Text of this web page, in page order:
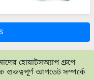
হোয়াটসঅ্যাপ গ্রুপে
গুরুত্বপূর্ণ আপডেট সম্পর্কে